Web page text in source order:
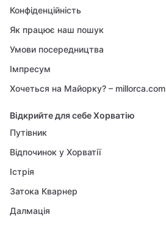
Конфіденційність
Як працює наш пошук
Умови посередництва
Імпресум
Хочеться на Майорку? – millorca.com
Відкрийте для себе Хорватію
Путівник
Відпочинок у Хорватії
Істрія
Затока Кварнер
Далмація